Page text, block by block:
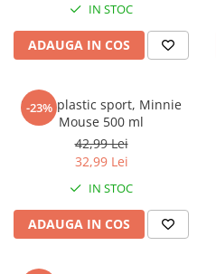
IN STOC
ADAUGA IN COS
-23%
Sticla plastic sport, Minnie
Mouse 500 ml
42,99 Lei
32,99 Lei
IN STOC
ADAUGA IN COS